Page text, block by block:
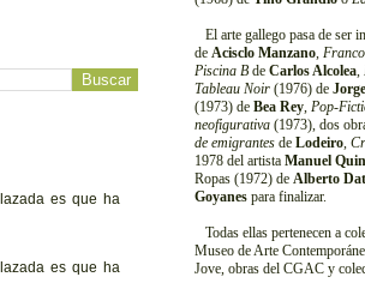
El arte gallego pasa de ser
de Acisclo Manzano, Franco
Piscina B de Carlos Alcolea,
Tableau Noir (1976) de
(1973) de Bea Rey, Pop-
neofigurativa (1973), dos
de emigrantes de Lodeiro,
1978 del artista Manuel
Ropas (1972) de Alberto
Goyanes para finalizar.
Todas ellas pertenecen a
Museo de Arte
Jove, obras del CGAC y